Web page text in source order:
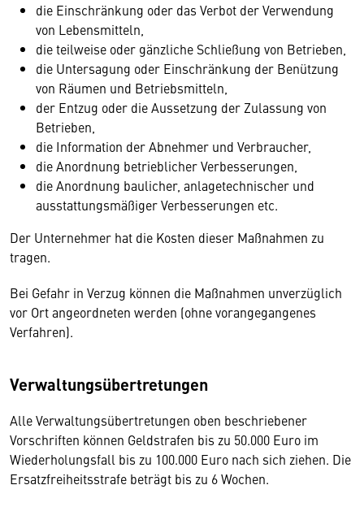
die Einschränkung oder das Verbot der Verwendung
von Lebensmitteln,
die teilweise oder gänzliche Schließung von Betrieben,
die Untersagung oder Einschränkung der Benützung
von Räumen und Betriebsmitteln,
der Entzug oder die Aussetzung der Zulassung von
Betrieben,
die Information der Abnehmer und Verbraucher,
die Anordnung betrieblicher Verbesserungen,
die Anordnung baulicher, anlagetechnischer und
ausstattungsmäßiger Verbesserungen etc.
Der Unternehmer hat die Kosten dieser Maßnahmen zu
tragen.
Bei Gefahr in Verzug können die Maßnahmen unverzüglich
vor Ort angeordneten werden (ohne vorangegangenes
Verfahren).
Verwaltungsübertretungen
Alle Verwaltungsübertretungen oben beschriebener
Vorschriften können Geldstrafen bis zu 50.000 Euro im
Wiederholungsfall bis zu 100.000 Euro nach sich ziehen. Die
Ersatzfreiheitsstrafe beträgt bis zu 6 Wochen.